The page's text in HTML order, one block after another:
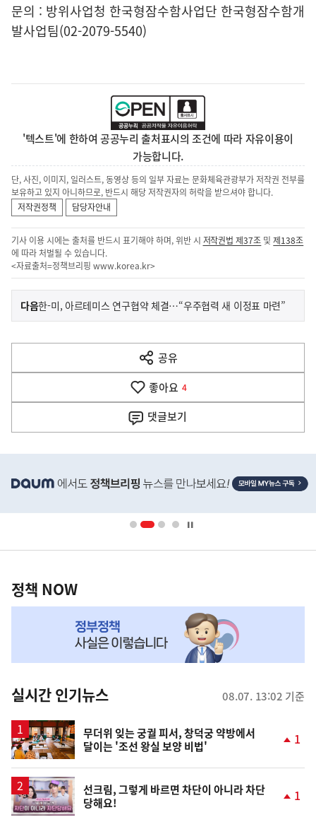
문의 : 방위사업청 한국형잠수함사업단 한국형잠수함개
발사업팀(02-2079-5540)
'텍스트'에 한하여 공공누리 출처표시의 조건에 따라 자유이용이
가능합니다.
단, 사진, 이미지, 일러스트, 동영상 등의 일부 자료는 문화체육관광부가 저작권 전부를
보유하고 있지 아니하므로, 반드시 해당 저작권자의 허락을 받으셔야 합니다.
저작권정책
담당자안내
기사 이용 시에는 출처를 반드시 표기해야 하며, 위반 시 저작권법 제37조 및제138조
에 따라 처벌될 수 있습니다.
<자료출처=정책브리핑 www.korea.kr>
이
전
다
음
다음기
사
한-미, 아르테미스 연구협약 체결…“우주협력 새 이정표 마련”
공유
열
기
좋아요 4
댓글보기
단
영
책
NOW,
뉴
스
정책 NOW
실시간 인기뉴스 08.07. 13:02 기준
무더위 잊는 궁궐 피서, 창덕궁 약방에서
달이는 '조선 왕실 보양 비법'
1
영
상
선크림, 그렇게 바르면 차단이 아니라 차단
당해요!
1